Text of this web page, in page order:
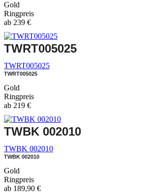
Gold
Ringpreis
ab 239 €
TWRT005025
TWRT005025
TWRT005025
Gold
Ringpreis
ab 219 €
TWBK 002010
TWBK 002010
TWBK 002010
Gold
Ringpreis
ab 189,90 €